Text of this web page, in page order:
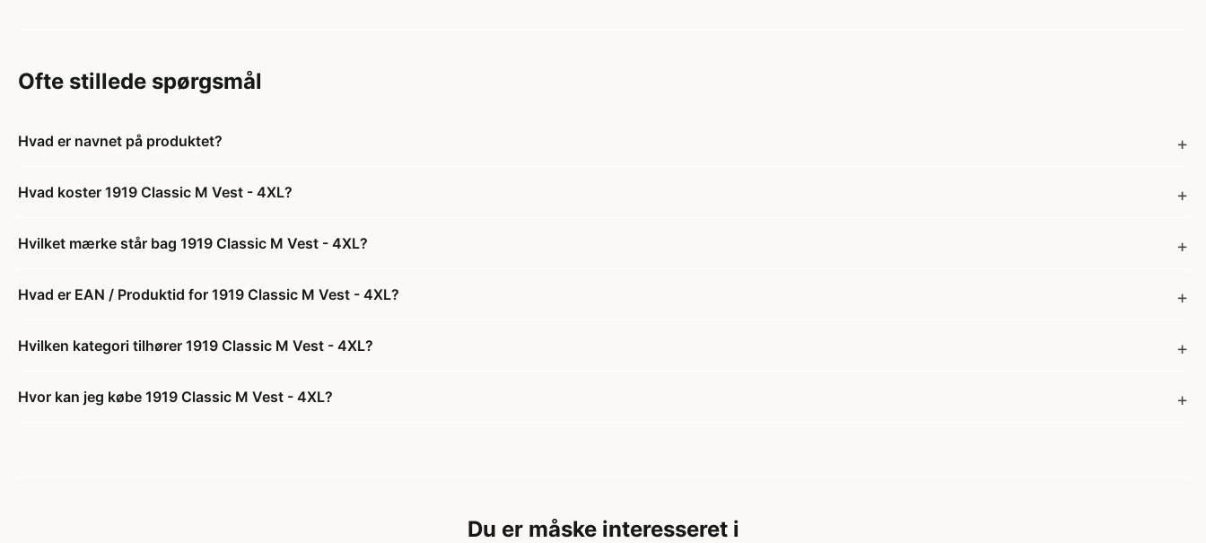
Ofte stillede spørgsmål
Hvad er navnet på produktet?
Hvad koster 1919 Classic M Vest - 4XL?
Hvilket mærke står bag 1919 Classic M Vest - 4XL?
Hvad er EAN / Produktid for 1919 Classic M Vest - 4XL?
Hvilken kategori tilhører 1919 Classic M Vest - 4XL?
Hvor kan jeg købe 1919 Classic M Vest - 4XL?
Du er måske interesseret i